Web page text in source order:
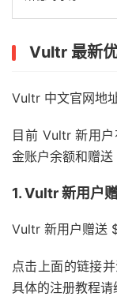
Vultr 最新
Vultr 中文官网地址
目前 Vultr 新用
金账户余额和赠送
1. Vultr 新用户
Vultr 新用户赠送
点击上面的链接
具体的注册教程请